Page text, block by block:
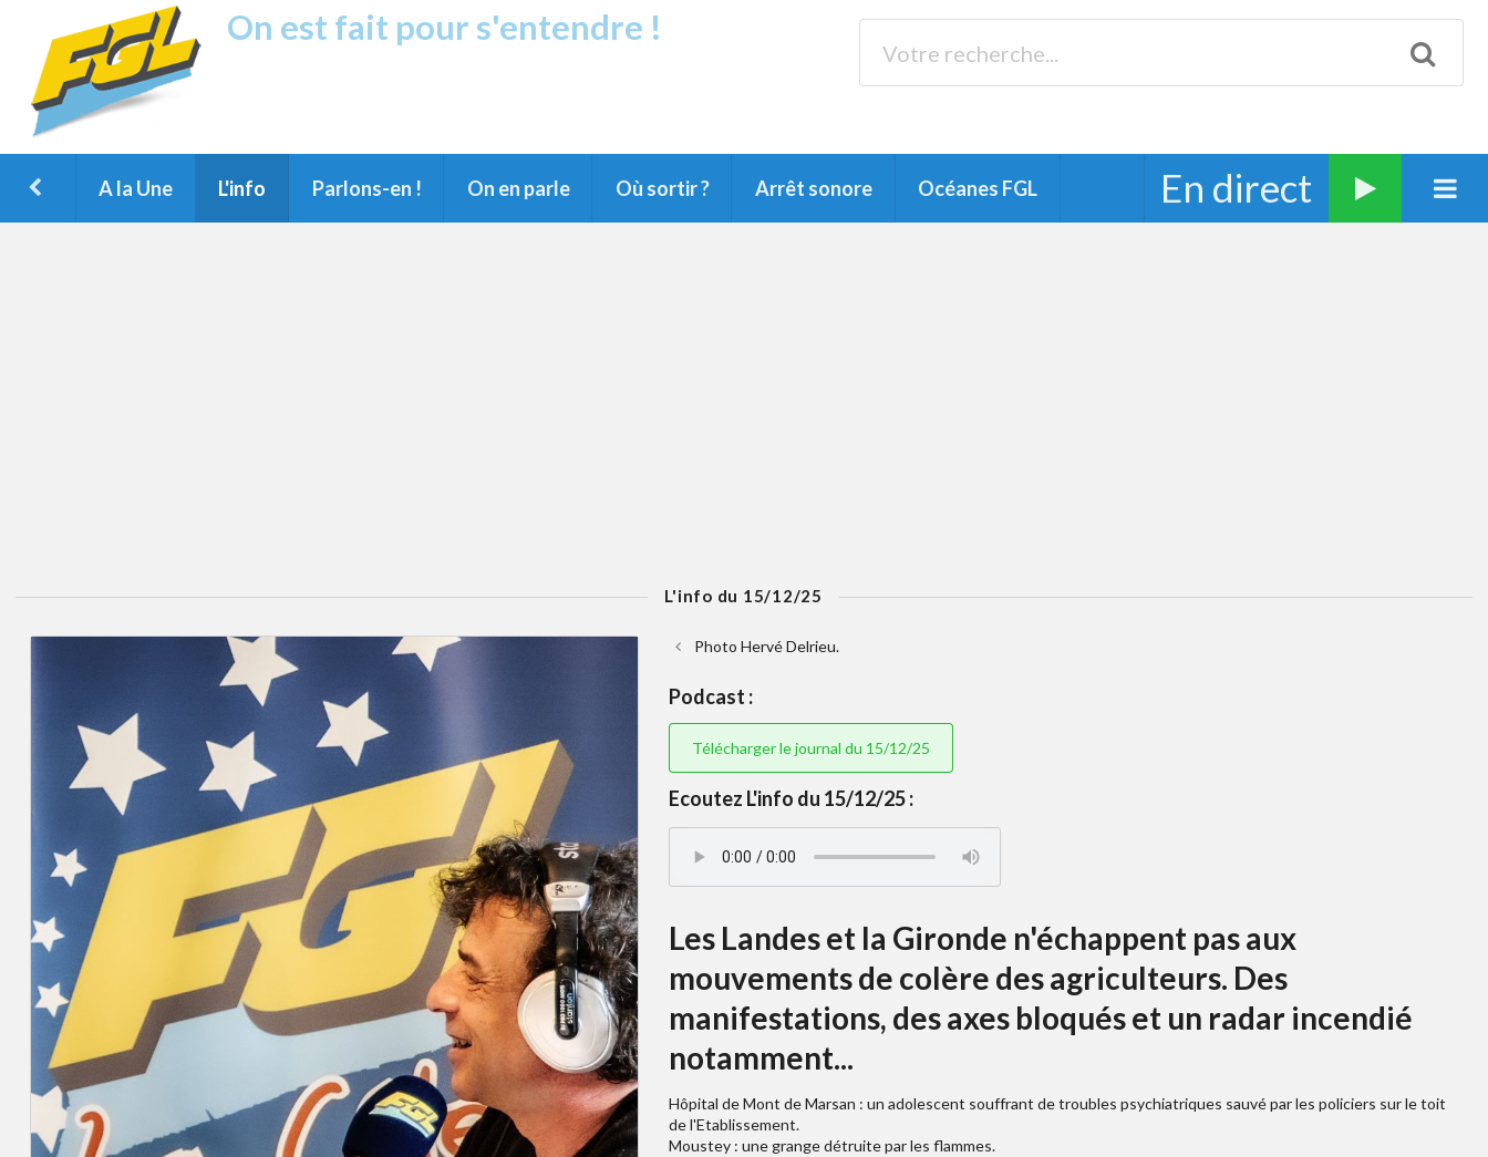
On est fait pour s'entendre !
A la Une L'info Parlons-en ! On en parle Où sortir ? Arrêt sonore Océanes FGL En direct
L'info du 15/12/25
Photo Hervé Delrieu.
Podcast :
Télécharger le journal du 15/12/25
Ecoutez L'info du 15/12/25 :
Les Landes et la Gironde n'échappent pas aux
mouvements de colère des agriculteurs. Des
manifestations, des axes bloqués et un radar incendié
notamment...
Hôpital de Mont de Marsan : un adolescent souffrant de troubles psychiatriques sauvé par les policiers sur le toit
de l'Etablissement.
Moustey : une grange détruite par les flammes.